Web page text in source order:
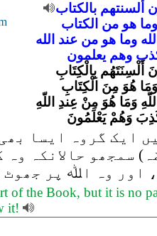
ألسنتهم بالكتاب
وما هو من الكتاب
الله وما هو من عند الله
وهم يعلمون
أَلْسِنَتَهُم بِالْكِتَابِ
هُوَ مِنَ الْكِتَابِ
وَمَا هُوَ مِنْ عِندِ اللّهِ
وَهُمْ يَعْلَمُونَ
ایک گروہ ایسا
سمجھو حالانکہ
اور وہ اﷲ پر
of the Book, but it is no
it!